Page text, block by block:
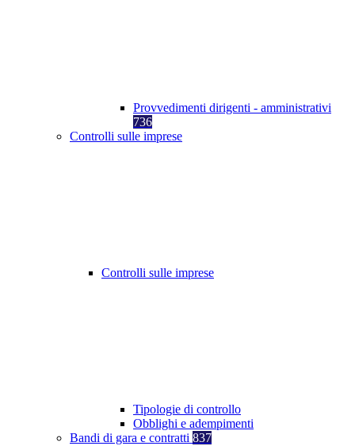
Provvedimenti dirigenti - amministrativi
736
Controlli sulle imprese
Controlli sulle imprese
Tipologie di controllo
Obblighi e adempimenti
Bandi di gara e contratti 837